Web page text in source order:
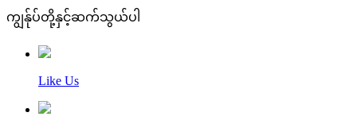
ကျွန်ုပ်တို့နှင့်ဆက်သွယ်ပါ
Like Us